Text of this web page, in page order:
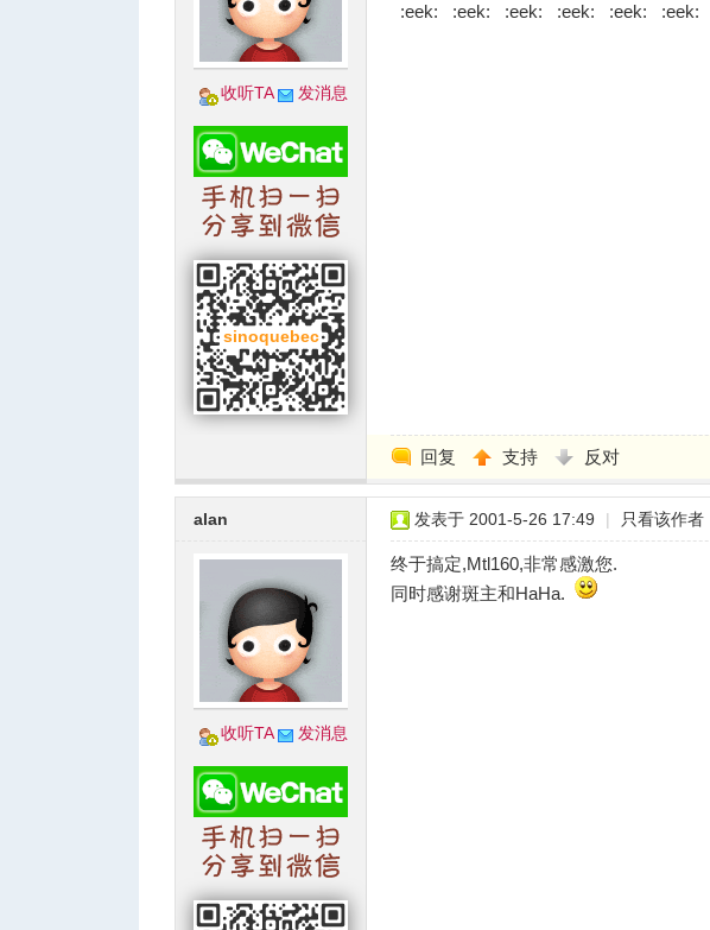
收听TA 发消息
:eek: :eek: :eek: :eek: :eek: :eek:
回复 支持 反对
alan
收听TA 发消息
发表于 2001-5-26 17:49 | 只看该作者
终于搞定,Mtl160,非常感激您.
同时感谢斑主和HaHa.